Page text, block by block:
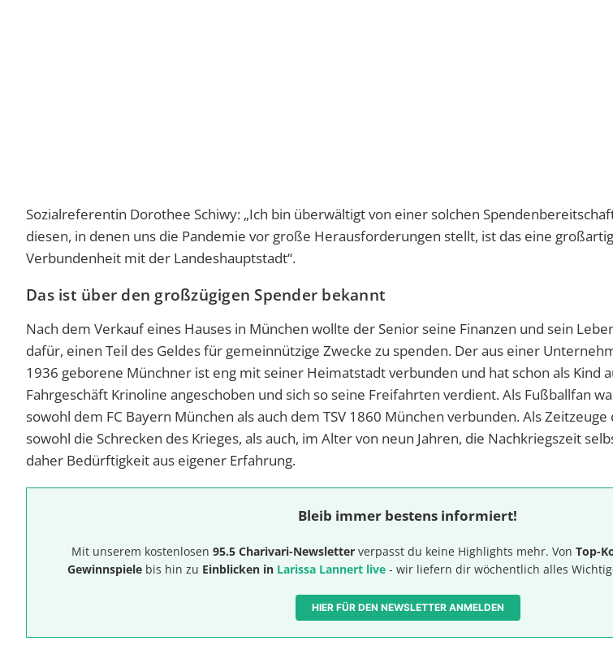
Sozialreferentin Dorothee Schiwy: „Ich bin überwältigt von einer solchen
diesen, in denen uns die Pandemie vor große Herausforderungen stellt, ist das eine
Verbundenheit mit der Landeshauptstadt“.
Das ist über den großzügigen Spender bekannt
Nach dem Verkauf eines Hauses in München wollte der Senior seine Finanzen und sein
dafür, einen Teil des Geldes für gemeinnützige Zwecke zu spenden. Der aus einer
1936 geborene Münchner ist eng mit seiner Heimatstadt verbunden und hat schon als Kind
Fahrgeschäft Krinoline angeschoben und sich so seine Freifahrten verdient. Als Fußballfan
sowohl dem FC Bayern München als auch dem TSV 1860 München verbunden. Als
sowohl die Schrecken des Krieges, als auch, im Alter von neun Jahren, die Nachkriegszeit
daher Bedürftigkeit aus eigener Erfahrung.
Bleib immer bestens informiert!
Mit unserem kostenlosen 95.5 Charivari-Newsletter verpasst du keine Highlights mehr. Von Top-
Gewinnspiele bis hin zu Einblicken in Larissa Lannert live - wir liefern dir wöchentlich alles
HIER FÜR DEN NEWSLETTER ANMELDEN